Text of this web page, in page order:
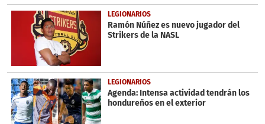
LEGIONARIOS
Ramón Núñez es nuevo jugador del
Strikers de la NASL
LEGIONARIOS
Agenda: Intensa actividad tendrán los
hondureños en el exterior